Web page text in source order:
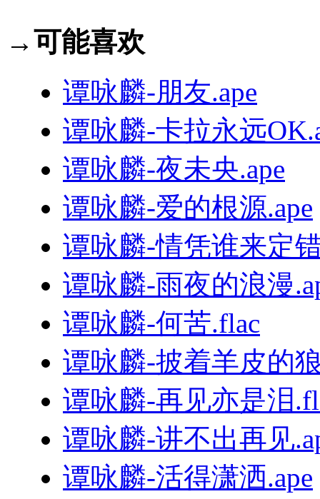
→可能喜欢
谭咏麟-朋友.ape
谭咏麟-卡拉永远
谭咏麟-夜未央.ape
谭咏麟-爱的根源.ape
谭咏麟-情凭谁来定
谭咏麟-雨夜的浪漫
谭咏麟-何苦.flac
谭咏麟-披着羊皮的
谭咏麟-再见亦是泪
谭咏麟-讲不出再见
谭咏麟-活得潇洒.ape